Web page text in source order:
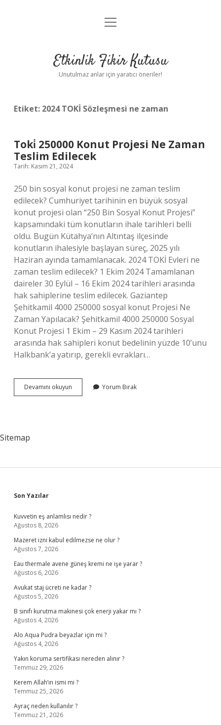
Anasayfa
Yasal Uyarı
menüyü
Etkinlik Fikir Kutusu
Unutulmaz anlar için yaratıcı öneriler!
Etiket: 2024 TOKİ Sözleşmesi ne zaman
Toki̇ 250000 Konut Projesi Ne Zaman
Teslim Edilecek
Tarih: Kasım 21, 2024
250 bin sosyal konut projesi ne zaman teslim
edilecek? Cumhuriyet tarihinin en büyük sosyal
konut projesi olan “250 Bin Sosyal Konut Projesi”
kapsamındaki tüm konutların ihale tarihleri ​​belli
oldu. Bugün Kütahya’nın Altıntaş ilçesinde
konutların ihalesiyle başlayan süreç, 2025 yılı
Haziran ayında tamamlanacak. 2024 TOKİ Evleri ne
zaman teslim edilecek? 1 Ekim 2024 Tamamlanan
daireler 30 Eylül – 16 Ekim 2024 tarihleri ​​arasında
hak sahiplerine teslim edilecek. Gaziantep
Şehitkamil 4000 250000 sosyal konut Projesi Ne
Zaman Yapılacak? Şehitkamil 4000 250000 Sosyal
Konut Projesi 1 Ekim – 29 Kasım 2024 tarihleri ​​
arasında hak sahipleri konut bedelinin yüzde 10’unu
Halkbank’a yatırıp, gerekli evrakları…
Devamını okuyun
250000
Yorum Bırak
Sitemap
Sidebar
Son Yazılar
Kuvvetin eş anlamlısı nedir ?
Ağustos 8, 2026
Mazeret izni kabul edilmezse ne olur ?
Ağustos 7, 2026
Eau thermale avene güneş kremi ne işe yarar ?
Ağustos 6, 2026
Avukat staj ücreti ne kadar ?
Ağustos 5, 2026
B sınıfı kurutma makinesi çok enerji yakar mı ?
Ağustos 4, 2026
Alo Aqua Pudra beyazlar için mi ?
Ağustos 4, 2026
Yakın koruma sertifikası nereden alınır ?
Temmuz 29, 2026
Kerem Allah’ın ismi mi ?
Temmuz 25, 2026
Ayraç neden kullanılır ?
Temmuz 21, 2026